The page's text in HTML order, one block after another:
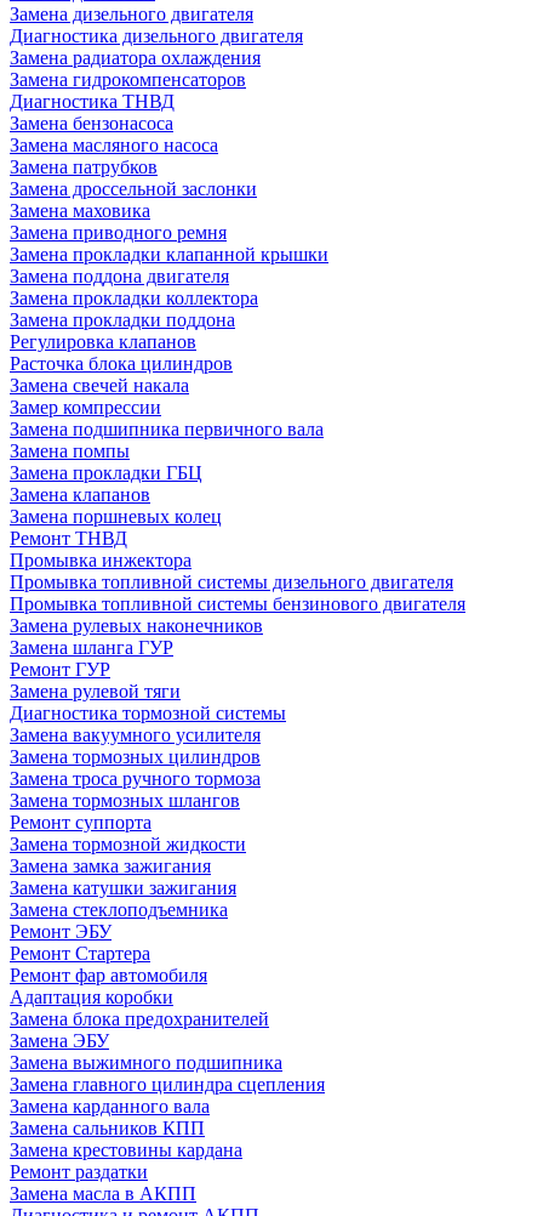
Замена дизельного двигателя
Диагностика дизельного двигателя
Замена радиатора охлаждения
Замена гидрокомпенсаторов
Диагностика ТНВД
Замена бензонасоса
Замена масляного насоса
Замена патрубков
Замена дроссельной заслонки
Замена маховика
Замена приводного ремня
Замена прокладки клапанной крышки
Замена поддона двигателя
Замена прокладки коллектора
Замена прокладки поддона
Регулировка клапанов
Расточка блока цилиндров
Замена свечей накала
Замер компрессии
Замена подшипника первичного вала
Замена помпы
Замена прокладки ГБЦ
Замена клапанов
Замена поршневых колец
Ремонт ТНВД
Промывка инжектора
Промывка топливной системы дизельного двигателя
Промывка топливной системы бензинового двигателя
Замена рулевых наконечников
Замена шланга ГУР
Ремонт ГУР
Замена рулевой тяги
Диагностика тормозной системы
Замена вакуумного усилителя
Замена тормозных цилиндров
Замена троса ручного тормоза
Замена тормозных шлангов
Ремонт суппорта
Замена тормозной жидкости
Замена замка зажигания
Замена катушки зажигания
Замена стеклоподъемника
Ремонт ЭБУ
Ремонт Стартера
Ремонт фар автомобиля
Адаптация коробки
Замена блока предохранителей
Замена ЭБУ
Замена выжимного подшипника
Замена главного цилиндра сцепления
Замена карданного вала
Замена сальников КПП
Замена крестовины кардана
Ремонт раздатки
Замена масла в АКПП